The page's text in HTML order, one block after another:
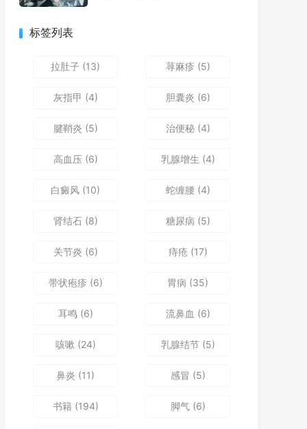
标签列表
拉肚子 (13) 荨麻疹 (5)
灰指甲 (4) 胆囊炎 (6)
腱鞘炎 (5) 治便秘(4)
高血压(6) 乳腺增生 (4)
白癜风 (10) 蛇缠腰(4)
肾结石(8) 糖尿病 (5)
关节炎 (6) 痔疮 (17)
带状疱疹 (6) 胃病 (35)
耳鸣(6) 流鼻血 (6)
咳嗽 (24) 乳腺结节(5)
鼻炎 (11) 感冒 (5)
书籍(194) 脚气(6)